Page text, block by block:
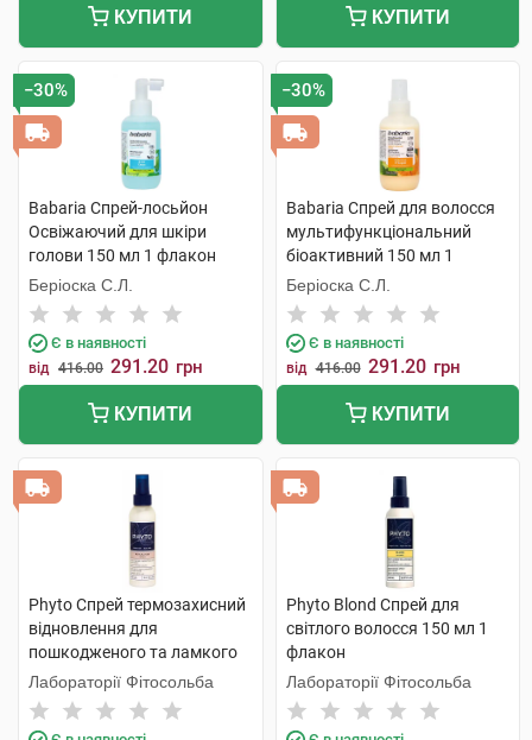
КУПИТИ КУПИТИ
−30%
Babaria Спрей-лосьйон
Освіжаючий для шкіри
голови 150 мл 1 флакон
Беріоска С.Л.
Є в наявності
від 416.00 291.20 грн
КУПИТИ
−30%
Babaria Спрей для волосся
мультифункціональний
біоактивний 150 мл 1
флакон
Беріоска С.Л.
Є в наявності
від 416.00 291.20 грн
КУПИТИ
Phyto Спрей термозахисний
відновлення для
пошкодженого та ламкого
волосся 150 мл 1 флакон
Лабораторії Фітосольба
Phyto Blond Спрей для
світлого волосся 150 мл 1
флакон
Лабораторії Фітосольба